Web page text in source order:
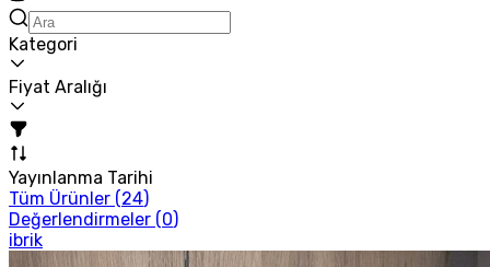
Kategori
Fiyat Aralığı
Yayınlanma Tarihi
Tüm Ürünler (24)
Değerlendirmeler (0)
ibrik